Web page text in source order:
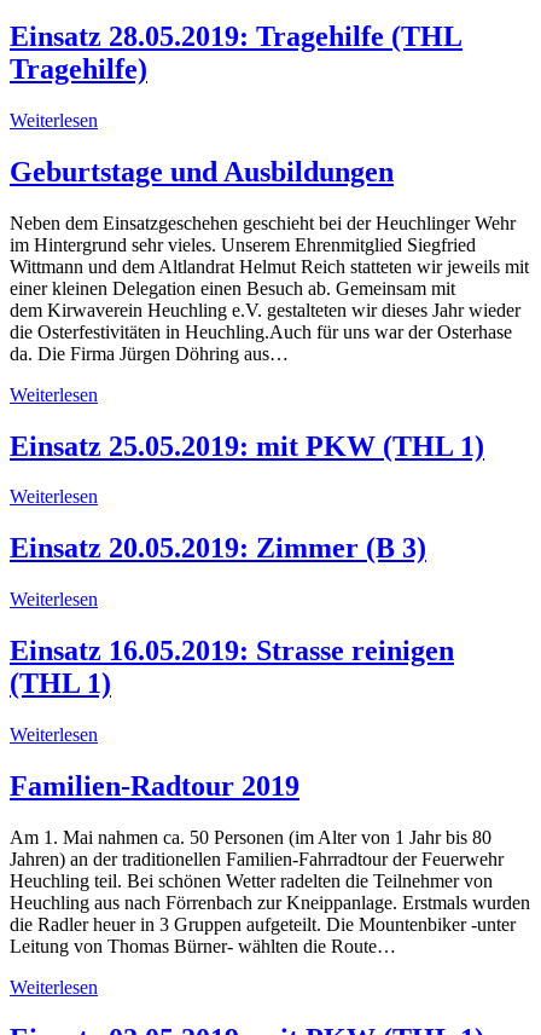
Einsatz 28.05.2019: Tragehilfe (THL
Tragehilfe)
Weiterlesen
Geburtstage und Ausbildungen
Neben dem Einsatzgeschehen geschieht bei der Heuchlinger Wehr
im Hintergrund sehr vieles. Unserem Ehrenmitglied Siegfried
Wittmann und dem Altlandrat Helmut Reich statteten wir jeweils mit
einer kleinen Delegation einen Besuch ab. Gemeinsam mit
dem Kirwaverein Heuchling e.V. gestalteten wir dieses Jahr wieder
die Osterfestivitäten in Heuchling.Auch für uns war der Osterhase
da. Die Firma Jürgen Döhring aus…
Weiterlesen
Einsatz 25.05.2019: mit PKW (THL 1)
Weiterlesen
Einsatz 20.05.2019: Zimmer (B 3)
Weiterlesen
Einsatz 16.05.2019: Strasse reinigen
(THL 1)
Weiterlesen
Familien-Radtour 2019
Am 1. Mai nahmen ca. 50 Personen (im Alter von 1 Jahr bis 80
Jahren) an der traditionellen Familien-Fahrradtour der Feuerwehr
Heuchling teil. Bei schönen Wetter radelten die Teilnehmer von
Heuchling aus nach Förrenbach zur Kneippanlage. Erstmals wurden
die Radler heuer in 3 Gruppen aufgeteilt. Die Mountenbiker -unter
Leitung von Thomas Bürner- wählten die Route…
Weiterlesen